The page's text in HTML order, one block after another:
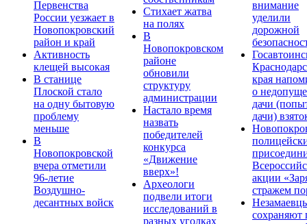
Первенства
России уезжает в
Новопокровский
район и край
Активность
клещей высокая
В станице
Плоской стало
на одну бытовую
проблему
меньше
В
Новопокровской
вчера отметили
96-летие
Воздушно-
десантных войск
Стихает жатва
на полях
В
Новопокровском
районе
обновили
структуру
администрации
Настало время
назвать
победителей
конкурса
«Движение
вверх»!
Археологи
подвели итоги
исследований в
разных уголках
внимание
уделили
дорожной
края
о
дачи
дачи)
акции
стражем
сохраняют